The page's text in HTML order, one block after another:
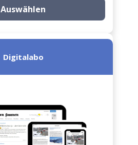
Auswählen
Digitalabo